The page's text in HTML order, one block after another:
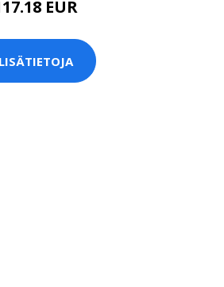
EUR
LISÄTIETOJA